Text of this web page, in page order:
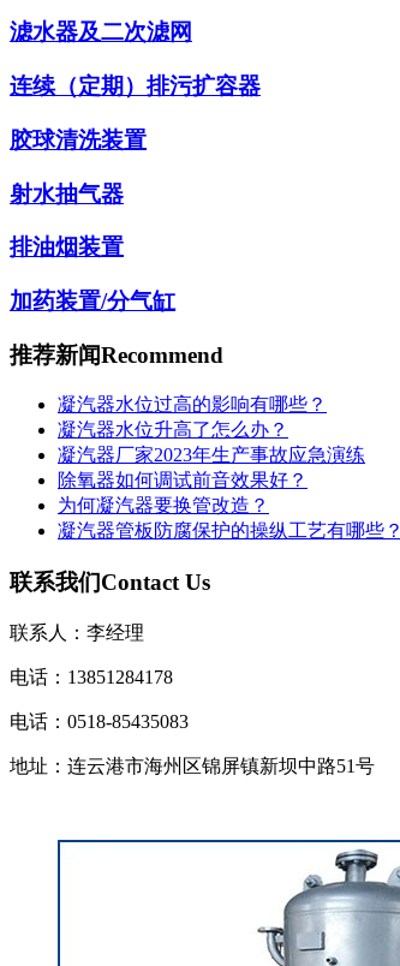
滤水器及二次滤网
连续（定期）排污扩容器
胶球清洗装置
射水抽气器
排油烟装置
加药装置/分气缸
推荐新闻Recommend
凝汽器水位过高的影响有哪些？
凝汽器水位升高了怎么办？
凝汽器厂家2023年生产事故应急演练
除氧器如何调试前音效果好？
为何凝汽器要换管改造？
凝汽器管板防腐保护的操纵工艺有哪些？
联系我们Contact Us
联系人：李经理
电话：13851284178
电话：0518-85435083
地址：连云港市海州区锦屏镇新坝中路51号